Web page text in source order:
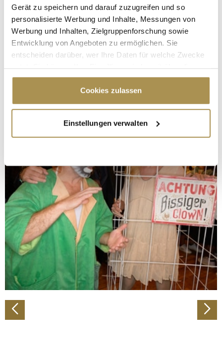
Gerät zu speichern und darauf zuzugreifen und so
personalisierte Werbung und Inhalte, Messungen von
Werbung und Inhalten, Zielgruppenforschung sowie
Entwicklung von Angeboten zu ermöglichen. Sie
entscheiden darüber, wer Ihre Daten für welche Zwecke
Cookie-Erklärung oder durch Klicken auf das Privacy
Trigger Symbol ändern oder widerrufen
Informationen über Ihre geografische Lage
erfassen, welche bis auf einige Meter genau sein
bestimmten Merkmalen (Fingerprinting) identifizieren
Erfahren Sie mehr darüber, wie Ihre persönlichen Daten
verarbeitet werden, und legen Sie Ihre Präferenzen im
Abschnitt Einzelheiten
fest.
Wir verwenden Cookies, um Inhalte und Anzeigen zu
personalisieren, Funktionen für soziale Medien anbieten
zu können und die Zugriffe auf unsere Website zu
analysieren. Außerdem geben wir Informationen zu Ihrer
Verwendung unserer Website an unsere Partner für
Partner führen diese Informationen möglicherweise mit
weiteren Daten zusammen, die Sie ihnen bereitgestellt
Cookies zulassen
Einstellungen verwalten